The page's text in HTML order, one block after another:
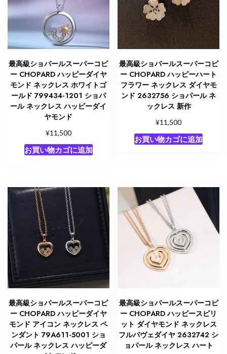
最高級ショパールスーパーコピ
ー CHOPARD ハッピーダイヤ
モンド ネックレス ホワイトゴ
ールド 799434-1201 ショパ
ール ネックレス ハッピーダイ
ヤモンド
¥11,500
お買い物カゴに追加
最高級ショパールスーパーコピ
ー CHOPARD ハッピーハート
フラワー ネックレス ダイヤモ
ンド 2632756 ショパール ネ
ックレス 新作
¥11,500
お買い物カゴに追加
最高級ショパールスーパーコピ
ー CHOPARD ハッピーダイヤ
モンド アイコン ネックレス ペ
ンダント 79A611-5001 ショ
パール ネックレス ハッピーダ
最高級ショパールスーパーコピ
ー CHOPARD ハッピースピリ
ット ダイヤモンド ネックレス
フルパヴェダイヤ 2632742 シ
ョパール ネックレス ハート